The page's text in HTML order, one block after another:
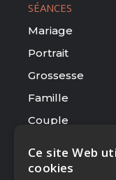
SÉANCES
Mariage
Portrait
Grossesse
Famille
Couple
RESSOURCES
Ce site Web
cookies